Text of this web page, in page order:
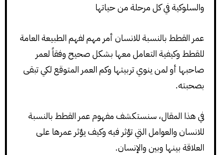
والسلوكية في كل مرحلة من حياتها
عمر القطط بالنسبة للانسان أمر مهم لفهم الطبيعة العامة
للقطط وكيفية التعامل معها بشكل صحيح وفقاً لعمر
صاحبها أو لمن ينوي تربيتها وكم العمر المتوقع لكي تبقى
بصحبته.
في هذا المقال، سنستكشف مفهوم عمر القطط بالنسبة
للانسان والعوامل التي تؤثر فيه وكيف يؤثر عمرها على
العلاقة بينها وبين والإنسان.